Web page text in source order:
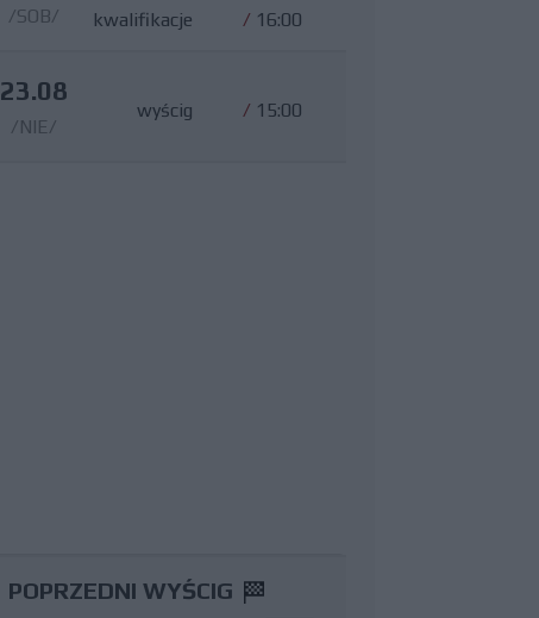
/SOB/
kwalifikacje
/ 16:00
23.08
/NIE/
wyścig / 15:00
POPRZEDNI WYŚCIG